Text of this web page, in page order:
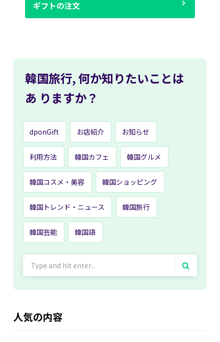
ギフトの注文
韓国旅行,何か知りたいことは
あ りますか？
dponGift お店紹介 お知らせ
利用方法 韓国カフェ 韓国グルメ
韓国コスメ・美容 韓国ショッピング
韓国トレンド・ニュース 韓国旅行
韓国芸能 韓国語
人気の内容